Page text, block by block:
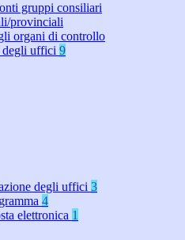
gruppi consiliari
provinciali
organi di controllo
uffici 9
degli uffici 3
4
elettronica 1